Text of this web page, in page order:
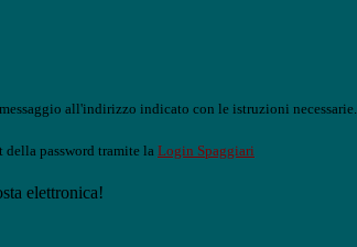
all'indirizzo indicato con le istruzioni necessarie.
della password tramite la Login Spaggiari
elettronica!